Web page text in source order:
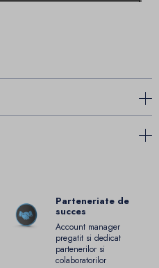
Parteneriate de
succes
Account manager
pregatit si dedicat
partenerilor si
colaboratorilor